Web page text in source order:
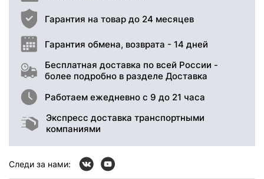
Гарантия на товар до 24 месяцев
Гарантия обмена, возврата - 14 дней
Бесплатная доставка по всей России -
более подробно в разделе Доставка
Работаем ежедневно с 9 до 21 часа
Экспресс доставка транспортными
компаниями
Следи за нами: